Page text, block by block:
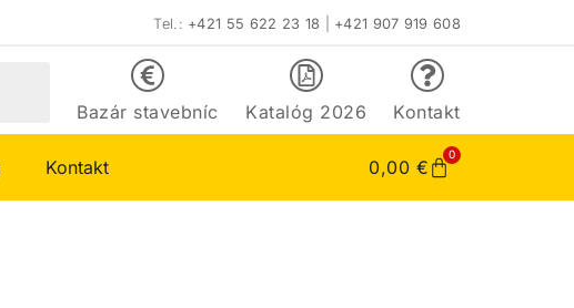
Tel.: +421 55 622 23 18 +421 907 919 608
Bazár stavebníc Katalóg 2026 Kontakt
Kontakt 0,00 €
0